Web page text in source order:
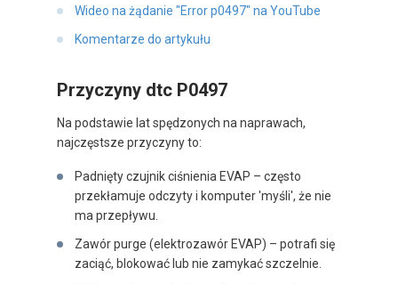
Wideo na żądanie "Error p0497" na YouTube
Komentarze do artykułu
Przyczyny dtc P0497
Na podstawie lat spędzonych na naprawach,
najczęstsze przyczyny to:
Padnięty czujnik ciśnienia EVAP – często
przekłamuje odczyty i komputer 'myśli', że nie
ma przepływu.
Zawór purge (elektrozawór EVAP) – potrafi się
zaciąć, blokować lub nie zamykać szczelnie.